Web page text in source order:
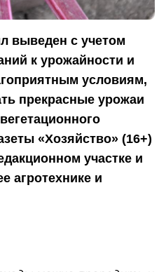
выведен с учетом
к урожайности и
условиям,
прекрасные урожаи
«Хозяйство» (16+)
участке и
агротехнике и